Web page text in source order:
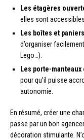
Les étagères
elles sont
Les boîtes et
d’organiser
Lego…).
Les porte-manteaux
pour qu’il puisse
autonomie.
En résumé, créer une
passe par un bon
décoration stimulante.